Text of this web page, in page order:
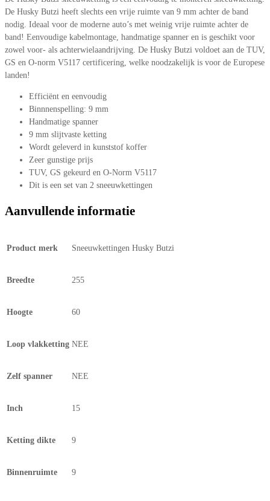
De Husky Butzi heeft slechts een vrije ruimte van 9 mm achter de band
nodig. Ideaal voor de moderne auto’s met weinig vrije ruimte achter de
band! Eenvoudige kabelmontage, handmatige spanner en is geschikt voor
zowel voor- als achterwielaandrijving. De Husky Butzi voldoet aan de TUV,
GS en O-norm V5117 certificering, welke noodzakelijk is voor de Europese
landen!
Efficiënt en eenvoudig
Binnnenspelling: 9 mm
Handmatige spanner
9 mm slijtvaste ketting
Wordt geleverd in kunststof koffer
Zeer gunstige prijs
TUV, GS gekeurd en O-Norm V5117
Dit is een set van 2 sneeuwkettingen
Aanvullende informatie
Product merk Sneeuwkettingen Husky Butzi
Breedte 255
Hoogte 60
Loop vlakketting NEE
Zelf spanner NEE
Inch 15
Ketting dikte 9
Binnenruimte 9